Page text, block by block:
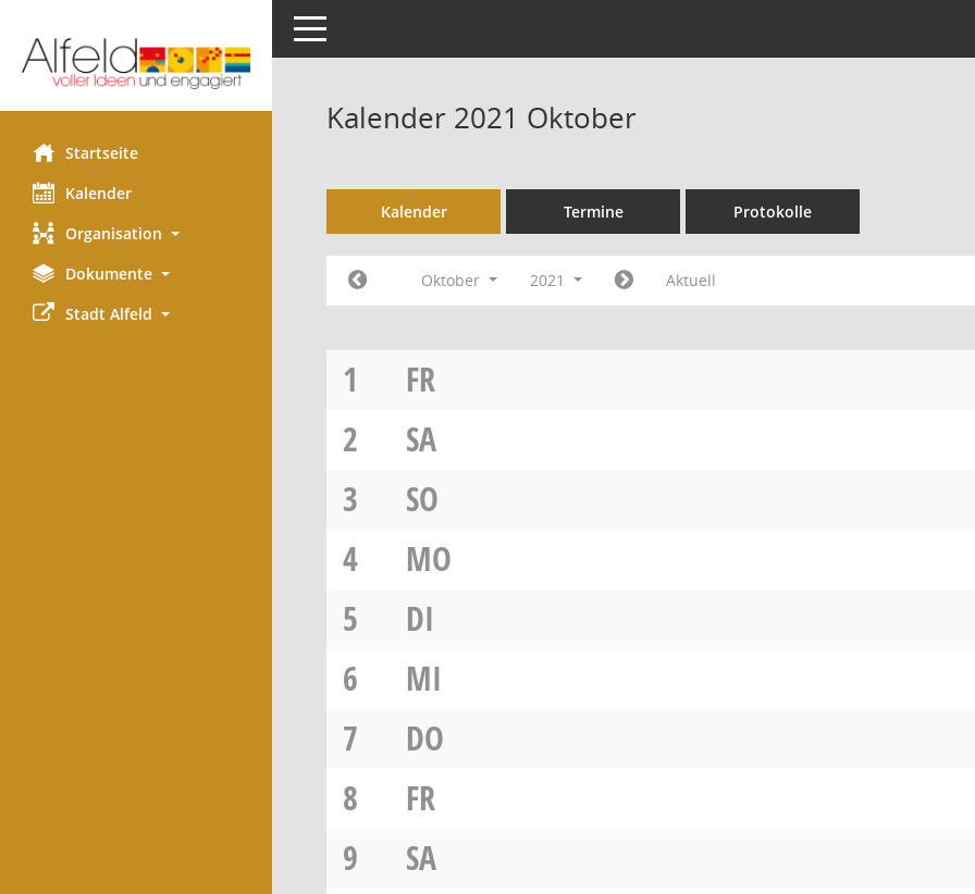
Startseite
Kalender
Organisation
Dokumente
Stadt Alfeld
Toggle navigation
Kalender 2021 Oktober
Kalender Termine Protokolle
Oktober 2021 Aktuell
1
FR
2
SA
3
SO
4
MO
5
DI
6
MI
7
DO
8
FR
9
SA